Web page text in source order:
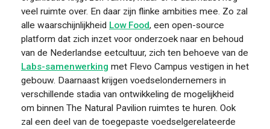
veel ruimte over. En daar zijn flinke ambities mee. Zo zal
alle waarschijnlijkheid Low Food, een open-source
platform dat zich inzet voor onderzoek naar en behoud
van de Nederlandse eetcultuur, zich ten behoeve van de
Labs-samenwerking met Flevo Campus vestigen in het
gebouw. Daarnaast krijgen voedselondernemers in
verschillende stadia van ontwikkeling de mogelijkheid
om binnen The Natural Pavilion ruimtes te huren. Ook
zal een deel van de toegepaste voedselgerelateerde